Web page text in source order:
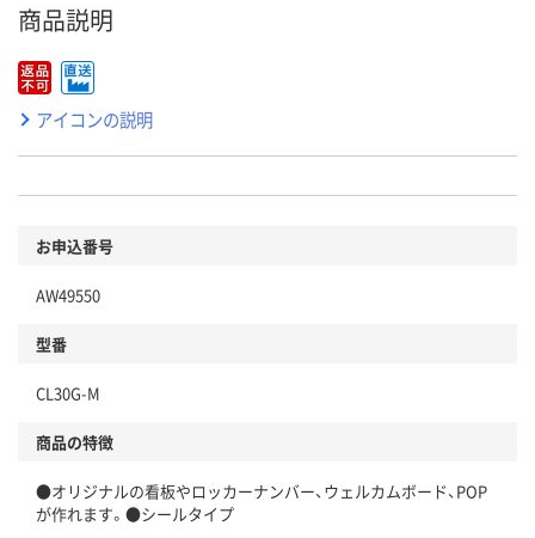
商品説明
アイコンの説明
お申込番号
AW49550
型番
CL30G-M
商品の特徴
●オリジナルの看板やロッカーナンバー、ウェルカムボード、POP
が作れます。●シールタイプ